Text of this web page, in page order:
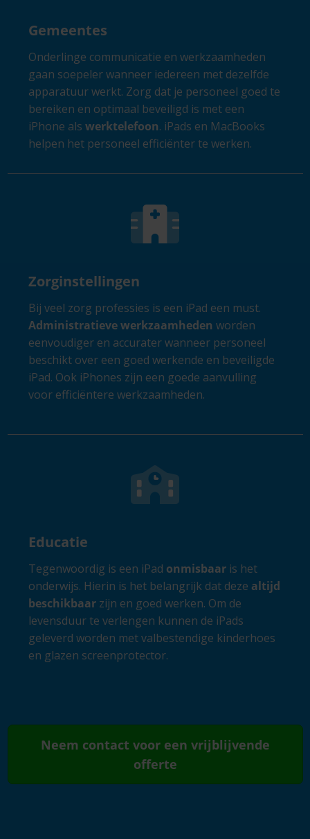
Gemeentes
Onderlinge communicatie en werkzaamheden
gaan soepeler wanneer iedereen met dezelfde
apparatuur werkt. Zorg dat je personeel goed te
bereiken en optimaal beveiligd is met een
iPhone als werktelefoon. iPads en MacBooks
helpen het personeel efficiënter te werken.
Zorginstellingen
Bij veel zorg professies is een iPad een must.
Administratieve werkzaamheden worden
eenvoudiger en accurater wanneer personeel
beschikt over een goed werkende en beveiligde
iPad. Ook iPhones zijn een goede aanvulling
voor efficiëntere werkzaamheden.
Educatie
Tegenwoordig is een iPad onmisbaaris het
onderwijs. Hierin is het belangrijk dat deze altijd
beschikbaarzijn en goed werken. Om de
levensduur te verlengen kunnen de iPads
geleverd worden met valbestendige kinderhoes
en glazen screenprotector.
Neem contact voor een vrijblijvende
offerte